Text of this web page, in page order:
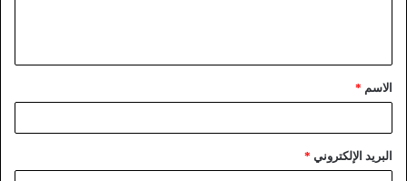
الاسم *
البريد الإلكتروني *